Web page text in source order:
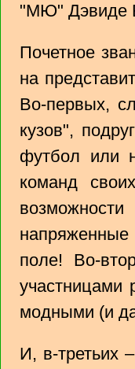
"МЮ" Дэвиде
Почетное
на
Во-первых,
кузов",
футбол или
команд
поле! Во-
участницами
модными (и
И, в-третьих